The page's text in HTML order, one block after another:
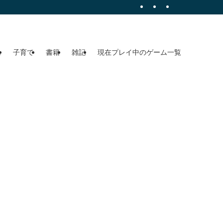
子育て 書籍 雑記 現在プレイ中のゲーム一覧